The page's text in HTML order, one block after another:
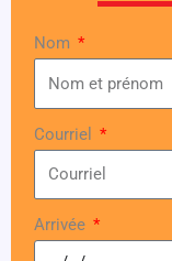
Nom
Courriel
Arrivée